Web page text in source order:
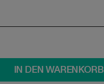
IN DEN WARENKORB